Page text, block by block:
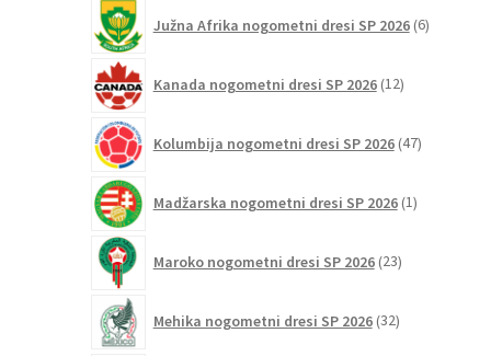
Južna Afrika nogometni dresi SP 2026 6izdelkov
Kanada nogometni dresi SP 2026 12izdelkov
Kolumbija nogometni dresi SP 2026 47izdelkov
Madžarska nogometni dresi SP 2026 1izdelek
Maroko nogometni dresi SP 2026 23izdelkov
Mehika nogometni dresi SP 2026 32izdelkov